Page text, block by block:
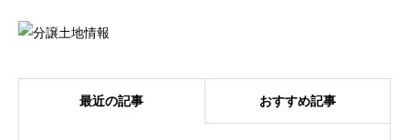
最近の記事 おすすめ記事